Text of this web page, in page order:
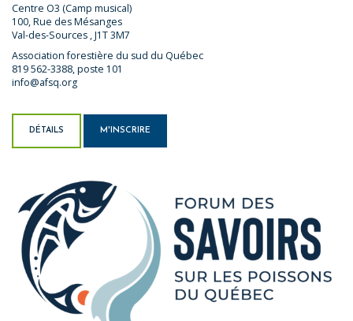
Centre O3 (Camp musical)
100, Rue des Mésanges
Val-des-Sources , J1T 3M7
Association forestière du sud du Québec
819 562-3388, poste 101
info@afsq.org
DÉTAILS M'INSCRIRE